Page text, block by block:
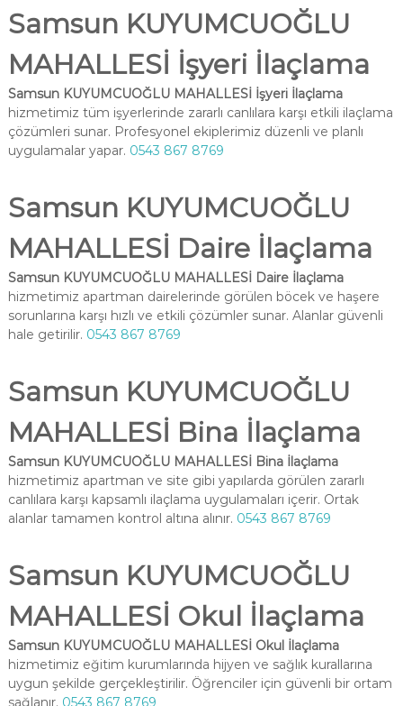
Samsun KUYUMCUOĞLU
MAHALLESİ İşyeri İlaçlama
Samsun KUYUMCUOĞLU MAHALLESİ İşyeri İlaçlama
hizmetimiz tüm işyerlerinde zararlı canlılara karşı etkili ilaçlama
çözümleri sunar. Profesyonel ekiplerimiz düzenli ve planlı
uygulamalar yapar. 0543 867 8769
Samsun KUYUMCUOĞLU
MAHALLESİ Daire İlaçlama
Samsun KUYUMCUOĞLU MAHALLESİ Daire İlaçlama
hizmetimiz apartman dairelerinde görülen böcek ve haşere
sorunlarına karşı hızlı ve etkili çözümler sunar. Alanlar güvenli
hale getirilir. 0543 867 8769
Samsun KUYUMCUOĞLU
MAHALLESİ Bina İlaçlama
Samsun KUYUMCUOĞLU MAHALLESİ Bina İlaçlama
hizmetimiz apartman ve site gibi yapılarda görülen zararlı
canlılara karşı kapsamlı ilaçlama uygulamaları içerir. Ortak
alanlar tamamen kontrol altına alınır. 0543 867 8769
Samsun KUYUMCUOĞLU
MAHALLESİ Okul İlaçlama
Samsun KUYUMCUOĞLU MAHALLESİ Okul İlaçlama
hizmetimiz eğitim kurumlarında hijyen ve sağlık kurallarına
uygun şekilde gerçekleştirilir. Öğrenciler için güvenli bir ortam
sağlanır. 0543 867 8769